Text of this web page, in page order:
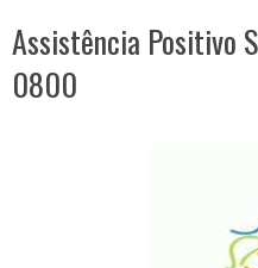
Assistência Positivo
0800